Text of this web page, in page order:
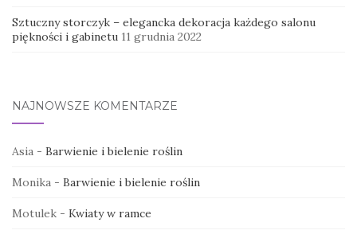
Sztuczny storczyk – elegancka dekoracja każdego salonu
piękności i gabinetu 11 grudnia 2022
NAJNOWSZE KOMENTARZE
Asia - Barwienie i bielenie roślin
Monika - Barwienie i bielenie roślin
Motulek - Kwiaty w ramce